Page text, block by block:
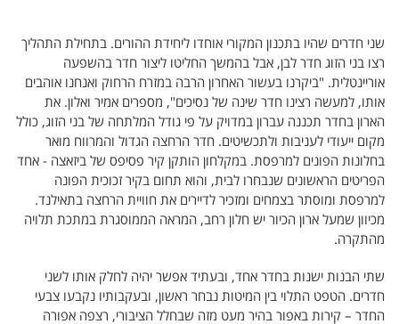
שני חדרים שהיו בתכנון המקורי אוחדו ליחידת ההורים. בתחילת התהליך
רצו בני הזוג חדר לבן, אבל בהמשך החליטו ליצור חדר בהשפעה
אוריינטלית. "ביקרנו בעשור האחרון הרבה במזרח הרחוק ואנחנו אוהבים
אותו, למעשה רצינו חדר שינה של נסיכים", מספרים אמיר ואלון. את
הארון בחדר תכננה עברון במדויק על פי גודל המלתחה של בני הזוג, כולל
מקום ייעודי לעניבות ולתכשיטים. חדר הרחצה הגדול והמרווח מואר
בחלונות הפונים למרפסת. במקלחון הותקן קיר פסיפס של ביזאצה - אחד
הפריטים הראשונים שנבחרו לבית, והוא תחום בקיר זכוכית הפונה
למרפסת ומוסתר בצמחים ומזכיר לדיירים את חוויית הרחצה בתאילנד.
מכיוון שמעל ארון הכיור יש חלון רחב, המראה הממוסגרת במתכת תלויה
מהתקרה.
שתי הבנות ישנות בחדר אחד, ובעתיד אפשר יהיה לחלק אותו לשני
חדרים. הטפט התלוי בין המיטות נבחר ראשון, ובעקבותיו נקבעו צבעי
החדר – קירות באפור בהיר מעט מזה שבחלל הציבורי, רצפה אפורה